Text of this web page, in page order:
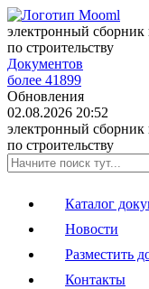
электронный
по строительству
Документов
более 41899
Обновления
02.08.2026 20:52
электронный
по строительству
Каталог
Новости
Разместить
Контакты